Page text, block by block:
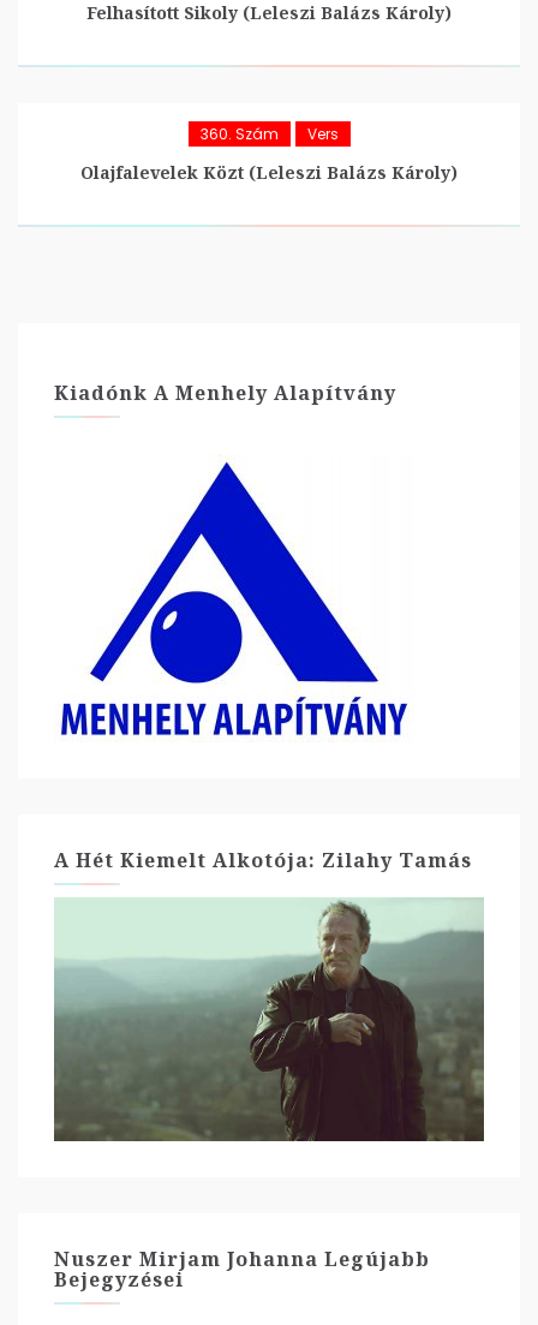
Felhasított Sikoly (Leleszi Balázs Károly)
360. Szám Vers
Olajfalevelek Közt (Leleszi Balázs Károly)
Kiadónk A Menhely Alapítvány
A Hét Kiemelt Alkotója: Zilahy Tamás
Nuszer Mirjam Johanna Legújabb
Bejegyzései